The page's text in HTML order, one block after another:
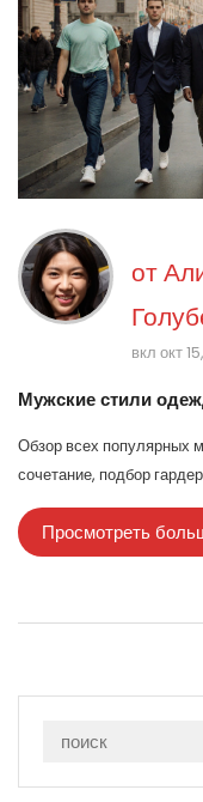
от
вкл окт
Мужские стили
Обзор всех популярных
сочетание, подбор
Просмотреть